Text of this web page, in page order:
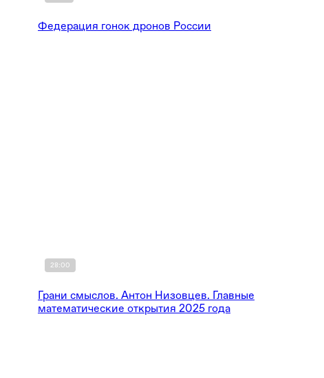
Федерация гонок дронов России
28:00
Грани смыслов. Антон Низовцев. Главные
математические открытия 2025 года